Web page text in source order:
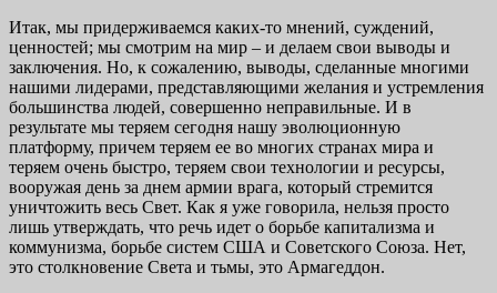
Итак, мы придерживаемся каких-то мнений, суждений,
ценностей; мы смотрим на мир – и делаем свои выводы и
заключения. Но, к сожалению, выводы, сделанные многими
нашими лидерами, представляющими желания и устремления
большинства людей, совершенно неправильные. И в
результате мы теряем сегодня нашу эволюционную
платформу, причем теряем ее во многих странах мира и
теряем очень быстро, теряем свои технологии и ресурсы,
вооружая день за днем армии врага, который стремится
уничтожить весь Свет. Как я уже говорила, нельзя просто
лишь утверждать, что речь идет о борьбе капитализма и
коммунизма, борьбе систем США и Советского Союза. Нет,
это столкновение Света и тьмы, это Армагеддон.